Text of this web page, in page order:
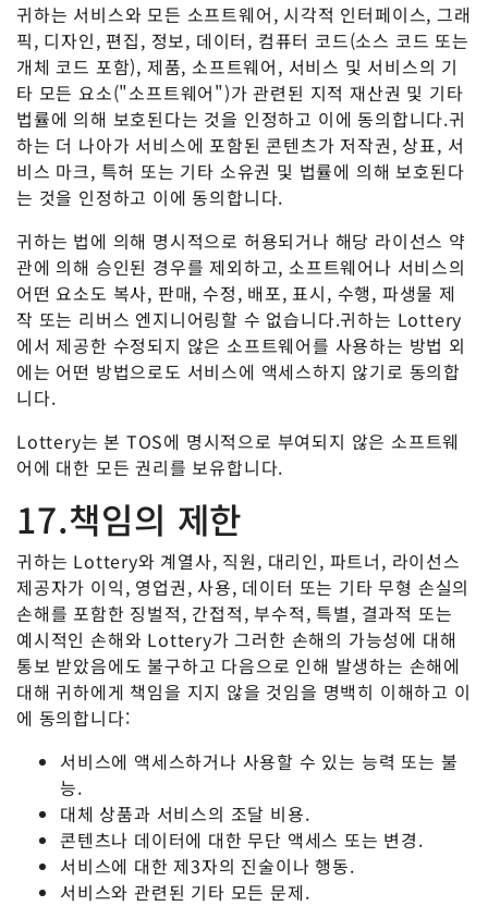
귀하는 서비스와 모든 소프트웨어, 시각적 인터페이스, 그래
픽, 디자인, 편집, 정보, 데이터, 컴퓨터 코드(소스 코드 또는
개체 코드 포함), 제품, 소프트웨어, 서비스 및 서비스의 기
타 모든 요소("소프트웨어")가 관련된 지적 재산권 및 기타
법률에 의해 보호된다는 것을 인정하고 이에 동의합니다.귀
하는 더 나아가 서비스에 포함된 콘텐츠가 저작권, 상표, 서
비스 마크, 특허 또는 기타 소유권 및 법률에 의해 보호된다
는 것을 인정하고 이에 동의합니다.
귀하는 법에 의해 명시적으로 허용되거나 해당 라이선스 약
관에 의해 승인된 경우를 제외하고, 소프트웨어나 서비스의
어떤 요소도 복사, 판매, 수정, 배포, 표시, 수행, 파생물 제
작 또는 리버스 엔지니어링할 수 없습니다.귀하는 Lottery
에서 제공한 수정되지 않은 소프트웨어를 사용하는 방법 외
에는 어떤 방법으로도 서비스에 액세스하지 않기로 동의합
니다.
Lottery는 본 TOS에 명시적으로 부여되지 않은 소프트웨
어에 대한 모든 권리를 보유합니다.
17.책임의 제한
귀하는 Lottery와 계열사, 직원, 대리인, 파트너, 라이선스
제공자가 이익, 영업권, 사용, 데이터 또는 기타 무형 손실의
손해를 포함한 징벌적, 간접적, 부수적, 특별, 결과적 또는
예시적인 손해와 Lottery가 그러한 손해의 가능성에 대해
통보 받았음에도 불구하고 다음으로 인해 발생하는 손해에
대해 귀하에게 책임을 지지 않을 것임을 명백히 이해하고 이
에 동의합니다:
서비스에 액세스하거나 사용할 수 있는 능력 또는 불
능.
대체 상품과 서비스의 조달 비용.
콘텐츠나 데이터에 대한 무단 액세스 또는 변경.
서비스에 대한 제3자의 진술이나 행동.
서비스와 관련된 기타 모든 문제.